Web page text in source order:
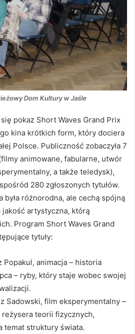
Dom Kultury w Jaśle
pokaz Short Waves Grand Prix
kina krótkich form, który dociera
Polsce. Publiczność zobaczyła 7
animowane, fabularne, utwór
a także teledysk),
280 zgłoszonych tytułów.
była różnorodna, ale cechą spójną
artystyczna, którą
Program Short Waves Grand
tytuły:
Popakul, animacja – historia
– ryby, który staje wobec swojej
Sadowski, film eksperymentalny –
reżysera teorii fizycznych,
temat struktury świata.